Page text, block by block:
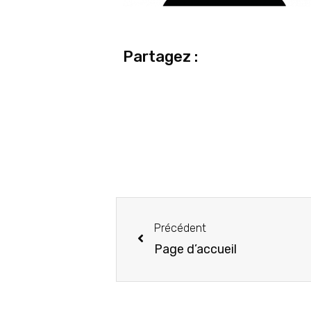
Partagez :
Précédent
Page d’accueil